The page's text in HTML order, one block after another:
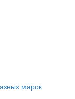
марок